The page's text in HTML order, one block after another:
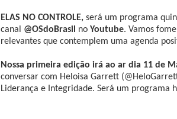
ELAS NO CONTROLE, será um programa
canal @OSdoBrasil no Youtube. Vamos
relevantes que contemplem uma agenda
Nossa primeira edição irá ao ar dia 11 de
conversar com Heloisa Garrett
Liderança e Integridade. Será um programa